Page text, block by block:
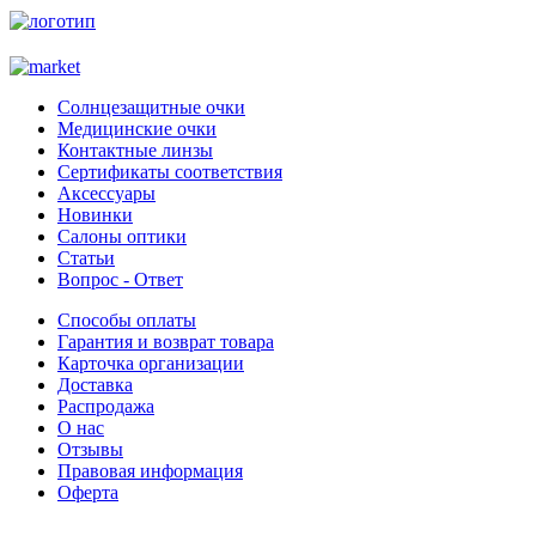
Солнцезащитные очки
Медицинские очки
Контактные линзы
Сертификаты соответствия
Аксессуары
Новинки
Салоны оптики
Статьи
Вопрос - Ответ
Способы оплаты
Гарантия и возврат товара
Карточка организации
Доставка
Распродажа
О нас
Отзывы
Правовая информация
Оферта